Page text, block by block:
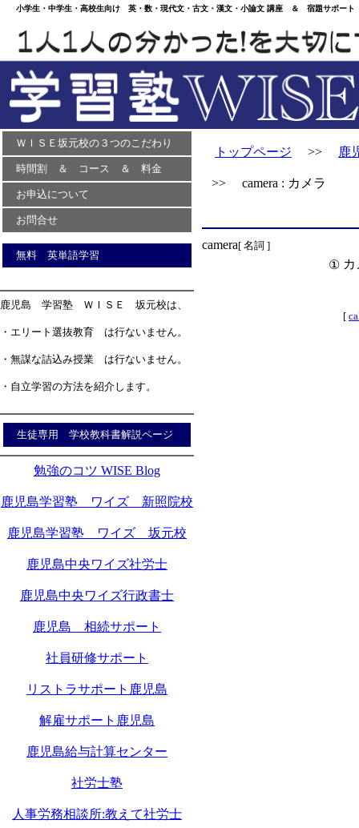
小学生・中学生・高校生向け 英・数・現代文・古文・漢文・小論文 講座 ＆ 宿題サポー
ＷＩＳＥ坂元校の３つのこだわり
時間割 ＆ コース ＆ 料金
お申込について
お問合せ
無料 英単語学習
鹿児島 学習塾 ＷＩＳＥ 坂元校は、
・エリート選抜教育 は行ないません。
・無謀な詰込み授業 は行ないません。
・自立学習の方法を紹介します。
生徒専用 学校教科書解説ページ
勉強のコツ WISE Blog
鹿児島学習塾 ワイズ 新照院校
鹿児島学習塾 ワイズ 坂元校
鹿児島中央ワイズ社労士
鹿児島中央ワイズ行政書士
鹿児島 相続サポート
社員研修サポート
リストラサポート鹿児島
解雇サポート鹿児島
鹿児島給与計算センター
社労士塾
人事労務相談所:教えて社労士
トップページ >> 鹿
>> camera : カメラ
camera[ 名詞 ]
①
[